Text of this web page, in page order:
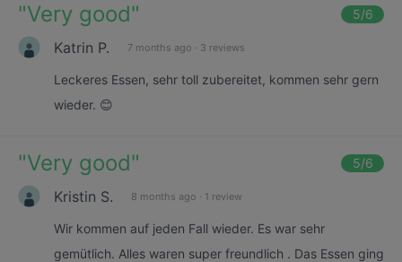
"Very good" 5/6
Katrin P. 7 months ago · 3 reviews
Leckeres Essen, sehr toll zubereitet, kommen sehr gern
wieder. 😊
"Very good" 5/6
Kristin S. 8 months ago · 1 review
Wir kommen auf jeden Fall wieder. Es war sehr
gemütlich. Alles waren super freundlich . Das Essen ging